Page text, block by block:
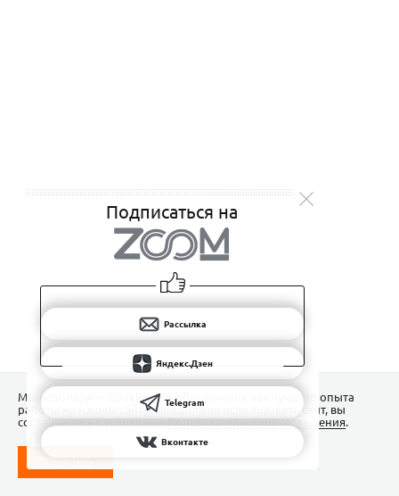
Подписаться на
Рассылка
Яндекс.Дзен
Telegram
Вконтакте
Мы используем Сookies для обеспечения наилучшего опыта
работы на нашем сайте. Продолжая использовать сайт, вы
соглашаетесь с условиямиПользовательского соглашения.
ПОНЯТНО